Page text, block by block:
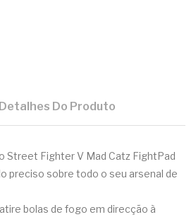
Detalhes Do Produto
Street Fighter V Mad Catz FightPad
preciso sobre todo o seu arsenal de
bolas de fogo em direcção à